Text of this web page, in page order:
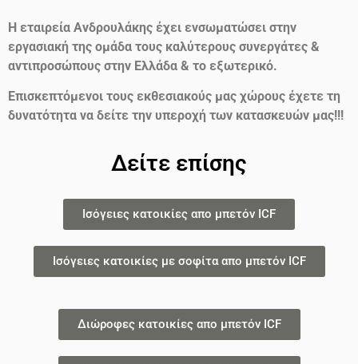
Η εταιρεία Ανδρουλάκης έχει ενσωματώσει στην
εργασιακή της ομάδα τους καλύτερους συνεργάτες &
αντιπροσώπους στην Ελλάδα & το εξωτερικό.
Επισκεπτόμενοι τους εκθεσιακούς μας χώρους έχετε τη
δυνατότητα να δείτε την υπεροχή των κατασκευών μας!!!
Δείτε επίσης
Ισόγειες κατοικίες απο μπετόν ICF
Ισόγειες κατοικίες με σοφίτα απο μπετόν ICF
Διώροφες κατοικίες απο μπετόν ICF